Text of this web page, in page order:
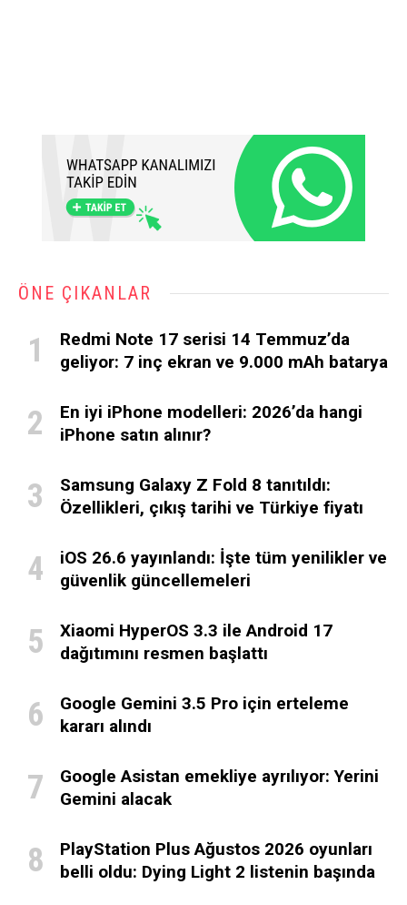
ÖNE ÇIKANLAR
Redmi Note 17 serisi 14 Temmuz’da
geliyor: 7 inç ekran ve 9.000 mAh batarya
En iyi iPhone modelleri: 2026’da hangi
iPhone satın alınır?
Samsung Galaxy Z Fold 8 tanıtıldı:
Özellikleri, çıkış tarihi ve Türkiye fiyatı
iOS 26.6 yayınlandı: İşte tüm yenilikler ve
güvenlik güncellemeleri
Xiaomi HyperOS 3.3 ile Android 17
dağıtımını resmen başlattı
Google Gemini 3.5 Pro için erteleme
kararı alındı
Google Asistan emekliye ayrılıyor: Yerini
Gemini alacak
PlayStation Plus Ağustos 2026 oyunları
belli oldu: Dying Light 2 listenin başında